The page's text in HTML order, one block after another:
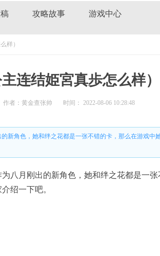
攻略故事 游戏中心
样）
连结姫宮真歩怎么样）
作者：黄金查张帅 时间： 2022-08-06 10:28:48
新角色，她和绊之花都是一张不错的卡，那么在游戏中
八月刚出的新角色，她和绊之花都是一
绍一下吧。